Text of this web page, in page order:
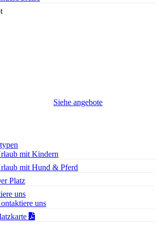
Siehe angebote
mit Kindern
mit Hund & Pferd
Platz
uns
uns